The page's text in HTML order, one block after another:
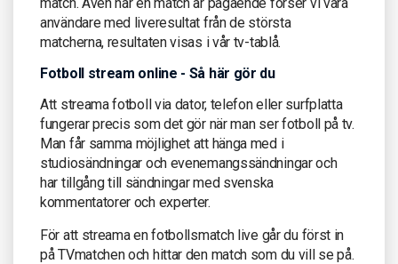
användare med liveresultat från de största
matcherna, resultaten visas i vår tv-tablå.
Fotboll stream online - Så här gör du
Att streama fotboll via dator, telefon eller surfplatta
fungerar precis som det gör när man ser fotboll på tv.
Man får samma möjlighet att hänga med i
studiosändningar och evenemangssändningar och
har tillgång till sändningar med svenska
kommentatorer och experter.
För att streama en fotbollsmatch live går du först in
på TVmatchen och hittar den match som du vill se på.